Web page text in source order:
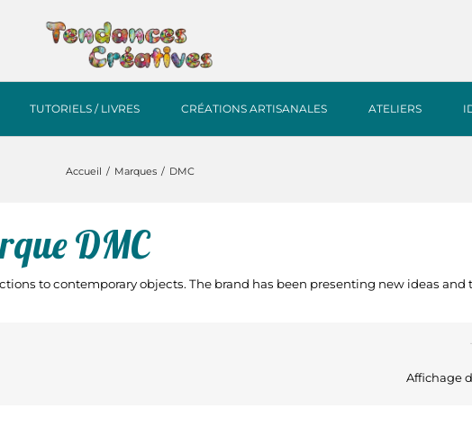
TUTORIELS / LIVRES CRÉATIONS ARTISANALES ATELIERS
Accueil Marques DMC
DMC
to contemporary objects. The brand has been presenting new ideas
Affichage